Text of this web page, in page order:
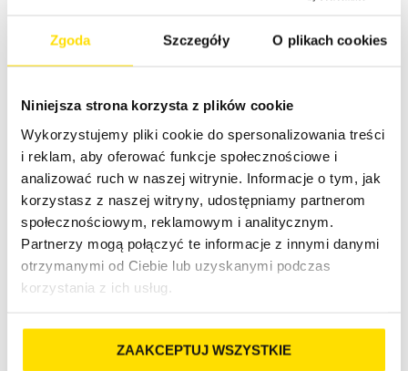
Zgoda Szczegóły O plikach cookies
Niniejsza strona korzysta z plików cookie
Wykorzystujemy pliki cookie do spersonalizowania treści
i reklam, aby oferować funkcje społecznościowe i
analizować ruch w naszej witrynie. Informacje o tym, jak
korzystasz z naszej witryny, udostępniamy partnerom
społecznościowym, reklamowym i analitycznym.
Partnerzy mogą połączyć te informacje z innymi danymi
otrzymanymi od Ciebie lub uzyskanymi podczas
korzystania z ich usług.
ZAAKCEPTUJ WSZYSTKIE
Karolina Jezierska-Kowalska
Adwokat, Konsultantka
Poznajmy się